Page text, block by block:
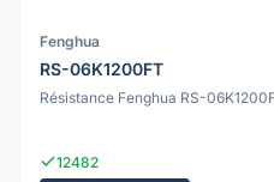
Fenghua
RS-06K1200FT
Résistance Fenghua RS-
12482